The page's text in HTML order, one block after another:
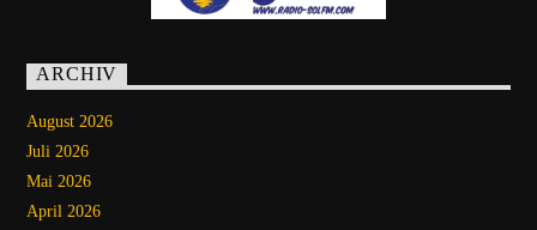
ARCHIV
August 2026
Juli 2026
Mai 2026
April 2026